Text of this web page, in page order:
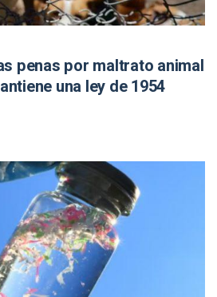
penas por maltrato animal
una ley de 1954